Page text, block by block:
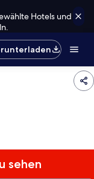
Hotels und
sehen